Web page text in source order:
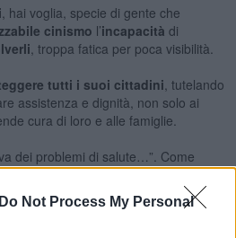
Do Not Process My Personal
, hai voglia, specie di gente che
cinismo l’incapacità di
, troppa fatica per poca visibilità.
tutti i suoi cittadini , tutelando
assistenza e dignità, non solo ai
cura di loro e alle famiglie.
dei problemi di salute…”. Come
voluto, e potuto, eessere ancora a
insegnante di equitazione, amato da